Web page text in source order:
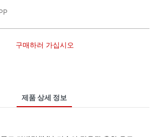
구매하러 가십시오
제품 상세 정보